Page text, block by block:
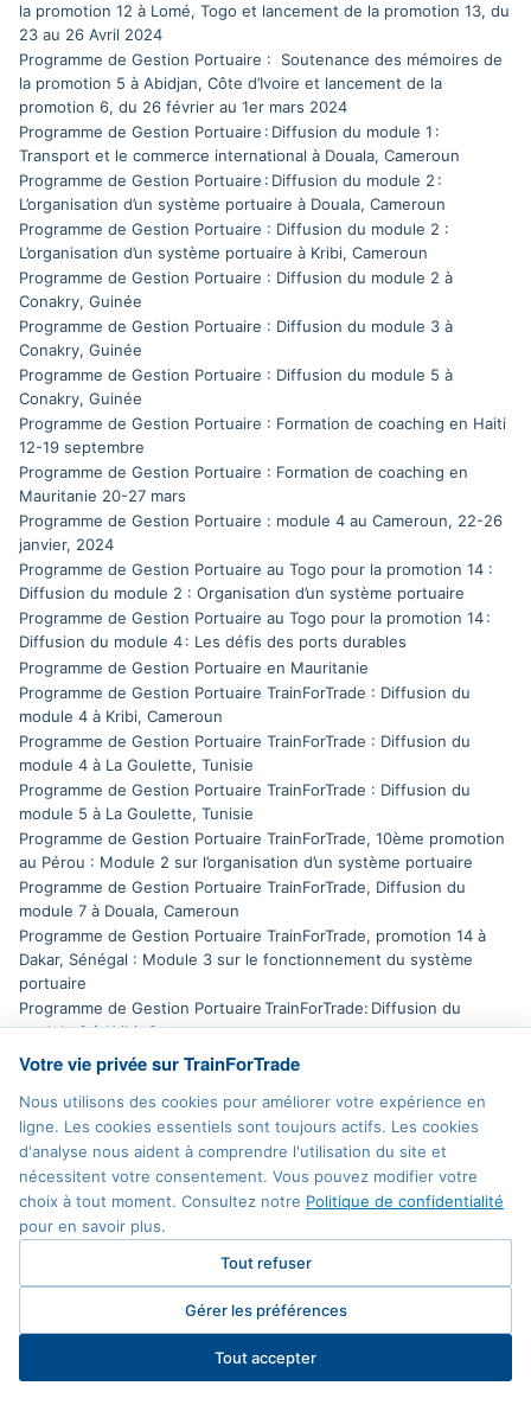
la promotion 12 à Lomé, Togo et lancement de la promotion 13, du
23 au 26 Avril 2024
Programme de Gestion Portuaire : Soutenance des mémoires de
la promotion 5 à Abidjan, Côte d’Ivoire et lancement de la
promotion 6, du 26 février au 1er mars 2024
Programme de Gestion Portuaire : Diffusion du module 1 :
Transport et le commerce international à Douala, Cameroun
Programme de Gestion Portuaire : Diffusion du module 2 :
L’organisation d’un système portuaire à Douala, Cameroun
Programme de Gestion Portuaire : Diffusion du module 2 :
L’organisation d’un système portuaire à Kribi, Cameroun
Programme de Gestion Portuaire : Diffusion du module 2 à
Conakry, Guinée
Programme de Gestion Portuaire : Diffusion du module 3 à
Conakry, Guinée
Programme de Gestion Portuaire : Diffusion du module 5 à
Conakry, Guinée
Programme de Gestion Portuaire : Formation de coaching en Haiti
12-19 septembre
Programme de Gestion Portuaire : Formation de coaching en
Mauritanie 20-27 mars
Programme de Gestion Portuaire : module 4 au Cameroun, 22-26
janvier, 2024
Programme de Gestion Portuaire au Togo pour la promotion 14 :
Diffusion du module 2 : Organisation d’un système portuaire
Programme de Gestion Portuaire au Togo pour la promotion 14 :
Diffusion du module 4 : Les défis des ports durables
Programme de Gestion Portuaire en Mauritanie
Programme de Gestion Portuaire TrainForTrade : Diffusion du
module 4 à Kribi, Cameroun
Programme de Gestion Portuaire TrainForTrade : Diffusion du
module 4 à La Goulette, Tunisie
Programme de Gestion Portuaire TrainForTrade : Diffusion du
module 5 à La Goulette, Tunisie
Programme de Gestion Portuaire TrainForTrade, 10ème promotion
au Pérou : Module 2 sur l’organisation d’un système portuaire
Programme de Gestion Portuaire TrainForTrade, Diffusion du
module 7 à Douala, Cameroun
Programme de Gestion Portuaire TrainForTrade, promotion 14 à
Dakar, Sénégal : Module 3 sur le fonctionnement du système
portuaire
Programme de Gestion Portuaire TrainForTrade: Diffusion du
module 3 à Kribi, Cameroun
Programme de Gestion Portuaire TrainForTrade: Diffusion du
module 5 à Douala, Cameroun
Programme de Gestion Portuaire TrainForTrade: Diffusion du
Module 7 sur : La gestion administrative et juridique à Douala,
Cameroun
Programme de Gestion Portuaire Volume 6
Programme de Gestion Portuaire, promotion 2 à Kribi, Cameroun :
Diffusion des module 7 et module 8
Mauritanie : Diffusion du module 8 sur la gestion technique et le
développement des ressources humaines
Programme de Gestion Portuaire, Togo, Lomé : Diffusion du
module 1 : Commerce et transport international pour la promotion
Votre vie privée sur TrainForTrade
Nous utilisons des cookies pour améliorer votre expérience en
ligne. Les cookies essentiels sont toujours actifs. Les cookies
d'analyse nous aident à comprendre l'utilisation du site et
nécessitent votre consentement. Vous pouvez modifier votre
choix à tout moment. Consultez notre Politique de confidentialité
pour en savoir plus.
Tout refuser
Gérer les préférences
Tout accepter